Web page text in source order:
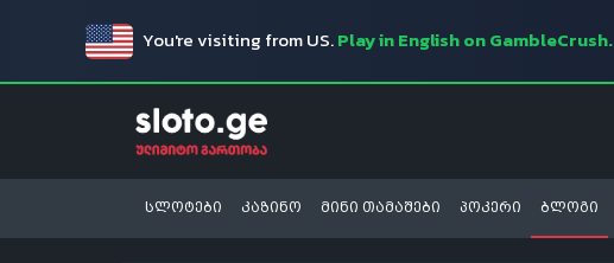
You're visiting from US.Play in English on GambleCrush.
სლოტები კაზინო მინი თამაშები პოკერი ბლოგი